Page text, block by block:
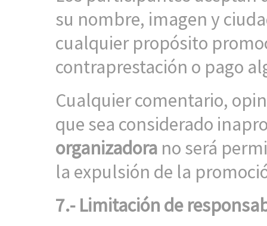
su nombre, imagen y
cualquier propósito
contraprestación o pago
Cualquier comentario,
que sea considerado
organizadora no será
la expulsión de la
7.- Limitación de